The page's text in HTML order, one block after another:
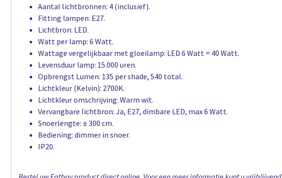
Aantal lichtbronnen: 4 (inclusief).
Fitting lampen: E27.
Lichtbron: LED.
Watt per lamp: 6 Watt.
Wattage vergelijkbaar met gloeilamp: LED 6 Watt = 40 Watt.
Levensduur lamp: 15.000 uren.
Opbrengst Lumen: 135 per shade, 540 total.
Lichtkleur (Kelvin): 2700K.
Lichtkleur omschrijving: Warm wit.
Vervangbare lichtbron: Ja, E27, dimbare LED, max 6 Watt.
Snoerlengte: ± 300 cm.
Bediening: dimmer in snoer.
IP20.